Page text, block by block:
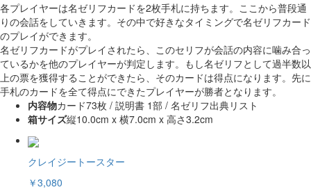
各プレイヤーは名ゼリフカードを2枚手札に持ちます。ここから普段通
りの会話をしていきます。その中で好きなタイミングで名ゼリフカード
のプレイができます。
名ゼリフカードがプレイされたら、このセリフが会話の内容に噛み合っ
ているかを他のプレイヤーが判定します。もし名ゼリフとして過半数以
上の票を獲得することができたら、そのカードは得点になります。先に
手札のカードを全て得点にできたプレイヤーが勝者となります。
内容物カード73枚 / 説明書 1部 / 名ゼリフ出典リスト
箱サイズ縦10.0cm x 横7.0cm x 高さ3.2cm
クレイジートースター
￥3,080